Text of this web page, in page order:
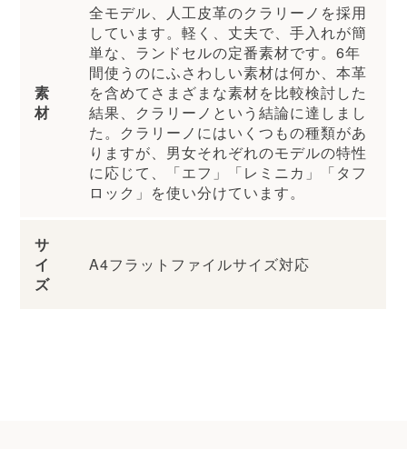
素
材
全モデル、人工皮革のクラリーノを採用
しています。軽く、丈夫で、手入れが簡
単な、ランドセルの定番素材です。6年
間使うのにふさわしい素材は何か、本革
を含めてさまざまな素材を比較検討した
結果、クラリーノという結論に達しまし
た。クラリーノにはいくつもの種類があ
りますが、男女それぞれのモデルの特性
に応じて、「エフ」「レミニカ」「タフ
ロック」を使い分けています。
サ
イ
ズ
A4フラットファイルサイズ対応